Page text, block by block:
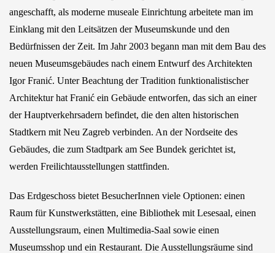
angeschafft, als moderne museale Einrichtung arbeitete man im
Einklang mit den Leitsätzen der Museumskunde und den
Bedürfnissen der Zeit. Im Jahr 2003 begann man mit dem Bau des
neuen Museumsgebäudes nach einem Entwurf des Architekten
Igor Franić. Unter Beachtung der Tradition funktionalistischer
Architektur hat Franić ein Gebäude entworfen, das sich an einer
der Hauptverkehrsadern befindet, die den alten historischen
Stadtkern mit Neu Zagreb verbinden. An der Nordseite des
Gebäudes, die zum Stadtpark am See Bundek gerichtet ist,
werden Freilichtausstellungen stattfinden.
Das Erdgeschoss bietet BesucherInnen viele Optionen: einen
Raum für Kunstwerkstätten, eine Bibliothek mit Lesesaal, einen
Ausstellungsraum, einen Multimedia-Saal sowie einen
Museumsshop und ein Restaurant. Die Ausstellungsräume sind